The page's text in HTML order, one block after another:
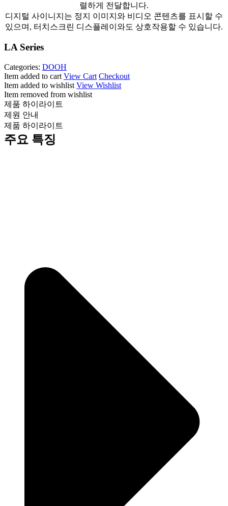
렬하게 전달합니다.
디지털 사이니지는 정지 이미지와 비디오 콘텐츠를 표시할 수
있으며, 터치스크린 디스플레이와도 상호작용할 수 있습니다.
LA Series
Categories: DOOH
Item added to cart View Cart Checkout
Item added to wishlist View Wishlist
Item removed from wishlist
제품 하이라이트
제원 안내
제품 하이라이트
주요 특징